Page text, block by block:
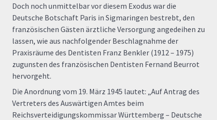
Doch noch unmittelbar vor diesem Exodus war die
Deutsche Botschaft Paris in Sigmaringen bestrebt, den
französischen Gästen ärztliche Versorgung angedeihen zu
lassen, wie aus nachfolgender Beschlagnahme der
Praxisräume des Dentisten Franz Benkler (1912 – 1975)
zugunsten des französischen Dentisten Fernand Beurrot
hervorgeht.
Die Anordnung vom 19. März 1945 lautet: „Auf Antrag des
Vertreters des Auswärtigen Amtes beim
Reichsverteidigungskommissar Württemberg – Deutsche